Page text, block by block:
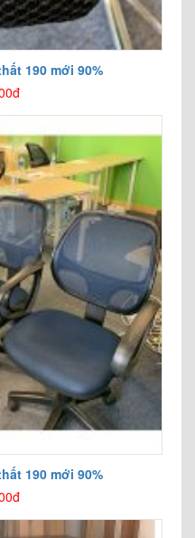
190 mới 90%
190 mới 90%